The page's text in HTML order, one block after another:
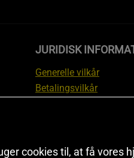
JURIDISK
Generelle vilkår
Betalingsvilkår
Prisgaranti
cookies til, at få vores